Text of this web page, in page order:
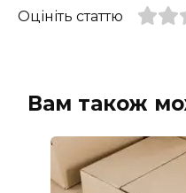
Оцініть статтю
Вам також